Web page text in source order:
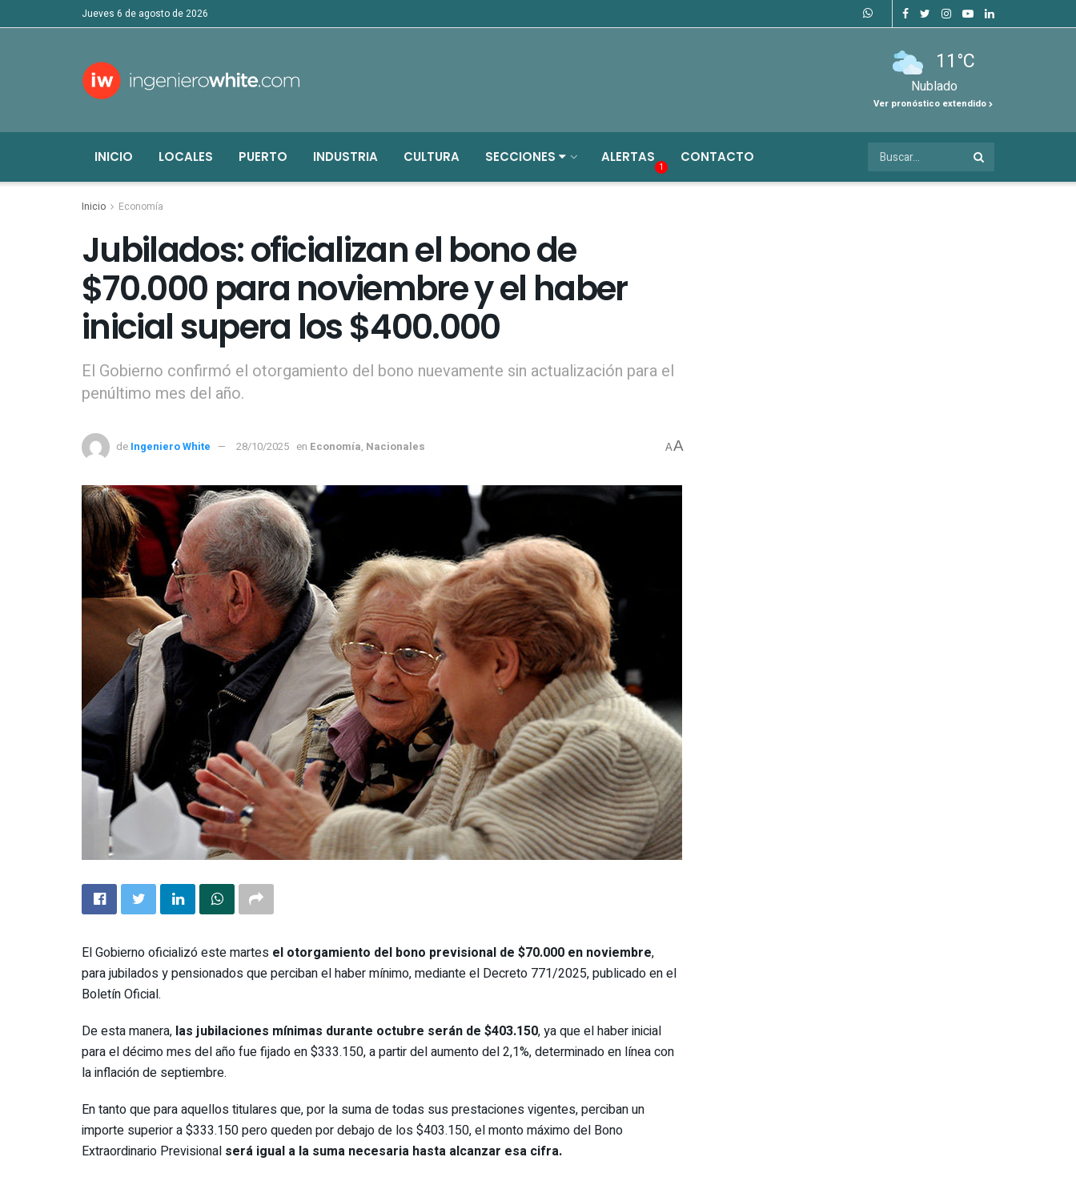
jueves 6 de agosto de 2026
11°C
Nublado
Ver pronóstico extendido
INICIO LOCALES PUERTO INDUSTRIA CULTURA SECCIONES ALERTAS
1
CONTACTO
Inicio Economía
Jubilados: oficializan el bono de
$70.000 para noviembre y el haber
inicial supera los $400.000
El Gobierno confirmó el otorgamiento del bono nuevamente sin actualización para el
penúltimo mes del año.
de Ingeniero White 28/10/2025 en Economía, Nacionales AA
El Gobierno oficializó este martes el otorgamiento del bono previsional de $70.000 en noviembre,
para jubilados y pensionados que perciban el haber mínimo, mediante el Decreto 771/2025, publicado en el
Boletín Oficial.
De esta manera, las jubilaciones mínimas durante octubre serán de $403.150, ya que el haber inicial
para el décimo mes del año fue fijado en $333.150, a partir del aumento del 2,1%, determinado en línea con
la inflación de septiembre.
En tanto que para aquellos titulares que, por la suma de todas sus prestaciones vigentes, perciban un
importe superior a $333.150 pero queden por debajo de los $403.150, el monto máximo del Bono
Extraordinario Previsional será igual a la suma necesaria hasta alcanzar esa cifra.